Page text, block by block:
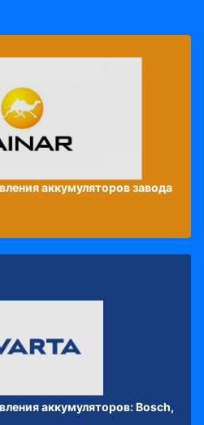
аккумуляторов завода
аккумуляторов: Bosch,